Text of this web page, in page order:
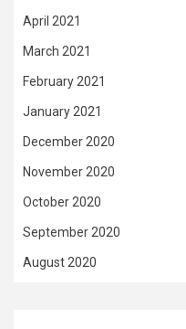
April 2021
March 2021
February 2021
January 2021
December 2020
November 2020
October 2020
September 2020
August 2020